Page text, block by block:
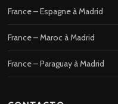
France – Espagne à Madrid
France – Maroc à Madrid
France – Paraguay à Madrid